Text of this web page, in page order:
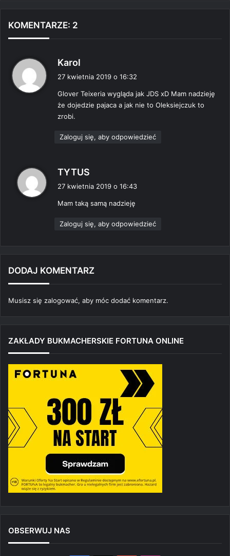
KOMENTARZE: 2
Karol
z
e
27 kwietnia 2019 o 16:32
Glover Teixeria wygląda jak JDS xD Mam nadzieję
że dojedzie pajaca a jak nie to Oleksiejczuk to
zrobi.
Zaloguj się, aby odpowiedzieć
TYTUS
i
z
:
27 kwietnia 2019 o 16:43
Mam taką samą nadzieję
Zaloguj się, aby odpowiedzieć
DODAJ KOMENTARZ
Musisz się zalogować, aby móc dodać komentarz.
ZAKŁADY BUKMACHERSKIE FORTUNA ONLINE
OBSERWUJ NAS